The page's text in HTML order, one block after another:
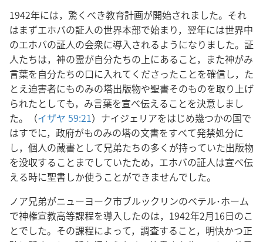
1942年には，驚くべき教育計画が開始されました。それ
はまずエホバの証人の世界本部で始まり，翌年には世界中
のエホバの証人の会衆に導入されるようになりました。証
人たちは，神の霊が自分たちの上にあること，また神がみ
言葉を自分たちの口に入れてくださったことを確信し，た
とえ迫害者にものみの塔出版物や聖書そのものを取り上げ
られたとしても，み言葉を宣べ伝えることを決意しまし
た。（イザヤ 59:21）ナイジェリアをはじめ幾つかの国で
はすでに，政府がものみの塔の文書をすべて発禁処分に
し，個人の蔵書として兄弟たちの多くが持っていた出版物
を没収することまでしていたため，エホバの証人は宣べ伝
える時に聖書しか使うことができませんでした。
ノア兄弟がニューヨーク市ブルックリンのベテル･ホーム
で神権宣教高等課程を導入したのは，1942年2月16日のこ
とでした。その課程によって，調査すること，明快かつ正